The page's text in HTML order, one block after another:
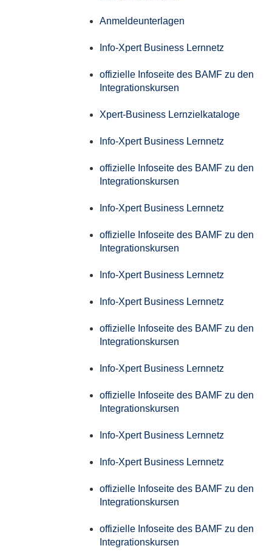
Anmeldeunterlagen
Info-Xpert Business Lernnetz
offizielle Infoseite des BAMF zu den
Integrationskursen
Xpert-Business Lernzielkataloge
Info-Xpert Business Lernnetz
offizielle Infoseite des BAMF zu den
Integrationskursen
Info-Xpert Business Lernnetz
offizielle Infoseite des BAMF zu den
Integrationskursen
Info-Xpert Business Lernnetz
Info-Xpert Business Lernnetz
offizielle Infoseite des BAMF zu den
Integrationskursen
Info-Xpert Business Lernnetz
offizielle Infoseite des BAMF zu den
Integrationskursen
Info-Xpert Business Lernnetz
Info-Xpert Business Lernnetz
offizielle Infoseite des BAMF zu den
Integrationskursen
offizielle Infoseite des BAMF zu den
Integrationskursen